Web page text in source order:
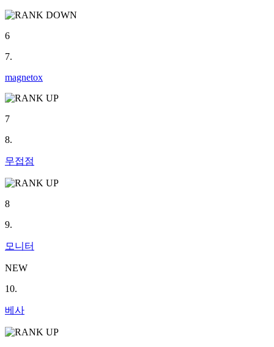
6
7.
magnetox
7
8.
무접점
8
9.
모니터
NEW
10.
베사